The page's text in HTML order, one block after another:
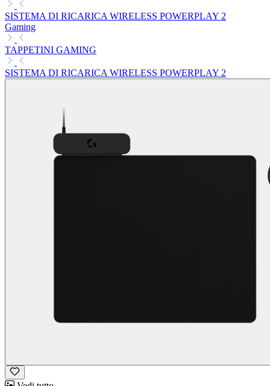
SISTEMA DI RICARICA WIRELESS POWERPLAY 2
Gaming
TAPPETINI GAMING
SISTEMA DI RICARICA WIRELESS POWERPLAY 2